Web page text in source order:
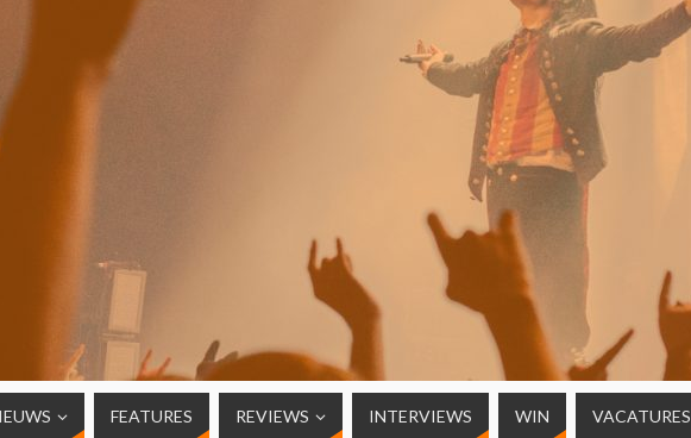
FEATURES REVIEWS INTERVIEWS WIN VACATURES